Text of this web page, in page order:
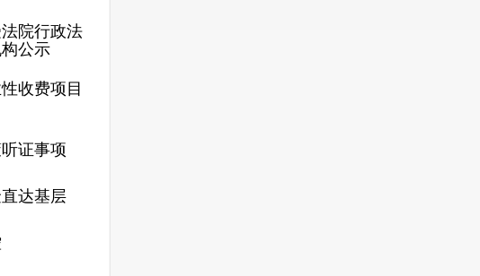
院行政法
公示
收费项目
证事项
达基层